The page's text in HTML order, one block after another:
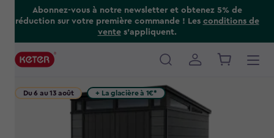
Abonnez-vous à notre newsletter et obtenez 5% de
réduction sur votre première commande ! Les conditions de
ventes’appliquent.
Main
Du 6 au 13 août + La glacière à 1€*